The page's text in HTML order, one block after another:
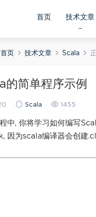
首页 技术文章
首页 技术文章 Scala
的简单程序示例
Scala 1455
中, 你将学习如何编写
因为scala编译器会创建